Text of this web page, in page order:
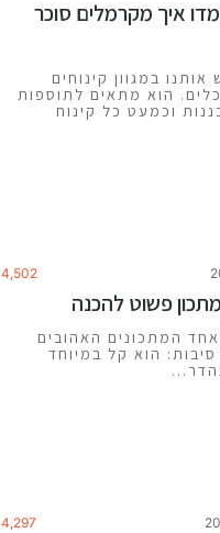
איך מקרמלים סוכר
במגוון קינוחים
הוא מתאים לתוספות
וכמעט כל קינוח
4,502
פשוט להכנה
המתכונים האהובים
הוא קל במיוחד
4,297